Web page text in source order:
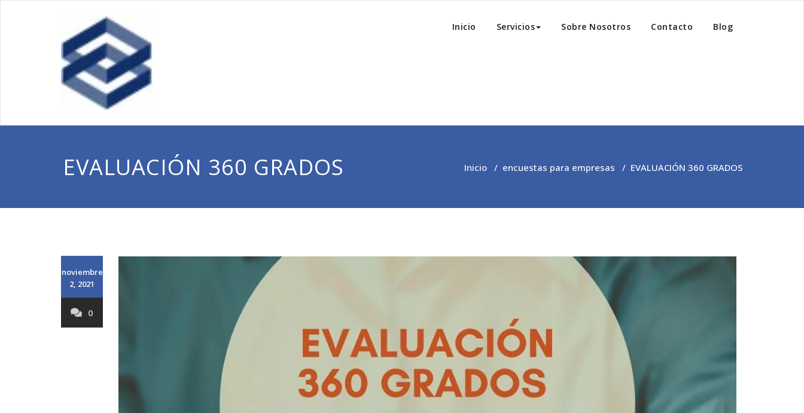
Inicio Servicios Sobre Nosotros Contacto Blog
EVALUACIÓN 360 GRADOS Inicio / encuestas para empresas / EVALUACIÓN 360 GRADOS
noviembre
2, 2021
0